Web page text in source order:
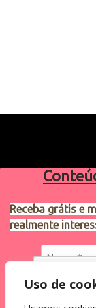
Receba grátis e
realmente
Uso de